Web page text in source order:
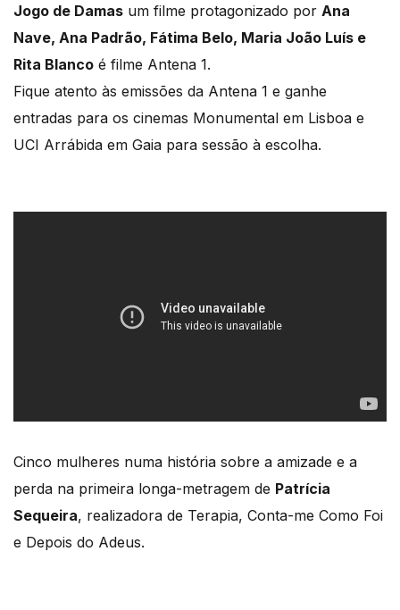
Jogo de Damas um filme protagonizado por Ana
Nave, Ana Padrão, Fátima Belo, Maria João Luís e
Rita Blanco é filme Antena 1.
Fique atento às emissões da Antena 1 e ganhe
entradas para os cinemas Monumental em Lisboa e
UCI Arrábida em Gaia para sessão à escolha.
Cinco mulheres numa história sobre a amizade e a
perda na primeira longa-metragem de Patrícia
Sequeira, realizadora de Terapia, Conta-me Como Foi
e Depois do Adeus.